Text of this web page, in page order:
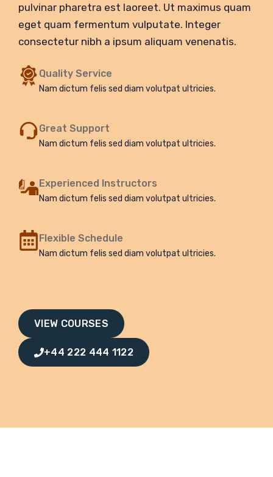
pulvinar pharetra est laoreet. Ut maximus quam
eget quam fermentum vulputate. Integer
consectetur nibh a ipsum aliquam venenatis.
Quality Service
Nam dictum felis sed diam volutpat ultricies.
Great Support
Nam dictum felis sed diam volutpat ultricies.
Experienced Instructors
Nam dictum felis sed diam volutpat ultricies.
Flexible Schedule
Nam dictum felis sed diam volutpat ultricies.
VIEW COURSES
+44 222 444 1122